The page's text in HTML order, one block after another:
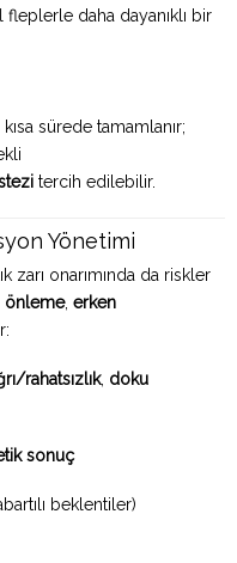
daha dayanıklı bir
kısa sürede tamamlanır;
tercih edilebilir.
Yönetimi
zarı onarımında da riskler
önleme, erken
rahatsızlık, doku
sonuç
beklentiler)